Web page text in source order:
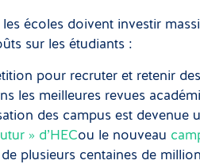
écoles doivent investir
sur les étudiants :
pour recruter et retenir
les meilleures revues
des campus est devenue
» d’HECou le nouveau
plusieurs centaines de